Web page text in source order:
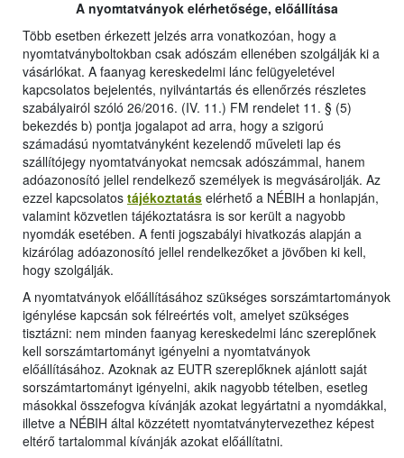
A nyomtatványok elérhetősége, előállítása
Több esetben érkezett jelzés arra vonatkozóan, hogy a
nyomtatványboltokban csak adószám ellenében szolgálják ki a
vásárlókat. A faanyag kereskedelmi lánc felügyeletével
kapcsolatos bejelentés, nyilvántartás és ellenőrzés részletes
szabályairól szóló 26/2016. (IV. 11.) FM rendelet 11. § (5)
bekezdés b) pontja jogalapot ad arra, hogy a szigorú
számadású nyomtatványként kezelendő műveleti lap és
szállítójegy nyomtatványokat nemcsak adószámmal, hanem
adóazonosító jellel rendelkező személyek is megvásárolják. Az
ezzel kapcsolatos tájékoztatás elérhető a NÉBIH a honlapján,
valamint közvetlen tájékoztatásra is sor került a nagyobb
nyomdák esetében. A fenti jogszabályi hivatkozás alapján a
kizárólag adóazonosító jellel rendelkezőket a jövőben ki kell,
hogy szolgálják.
A nyomtatványok előállításához szükséges sorszámtartományok
igénylése kapcsán sok félreértés volt, amelyet szükséges
tisztázni: nem minden faanyag kereskedelmi lánc szereplőnek
kell sorszámtartományt igényelni a nyomtatványok
előállításához. Azoknak az EUTR szereplőknek ajánlott saját
sorszámtartományt igényelni, akik nagyobb tételben, esetleg
másokkal összefogva kívánják azokat legyártatni a nyomdákkal,
illetve a NÉBIH által közzétett nyomtatványtervezethez képest
eltérő tartalommal kívánják azokat előállítatni.